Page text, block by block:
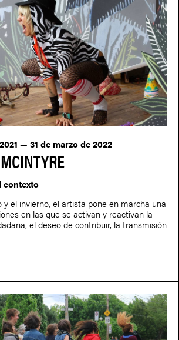
— 31 de marzo de 2022
contexto
el invierno, el artista pone en marcha una
en las que se activan y reactivan la
el deseo de contribuir, la transmisión